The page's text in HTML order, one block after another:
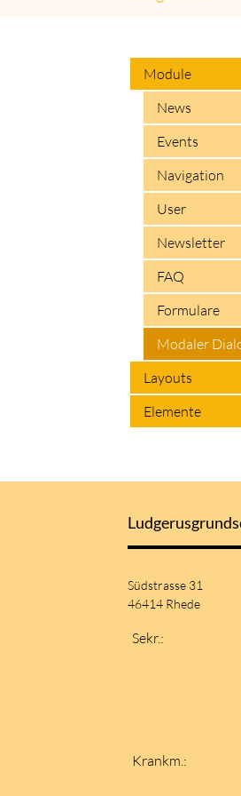
Module
News
Events
Navigation
User
Newsletter
FAQ
Formulare
Modaler
Layouts
Elemente
Südstrasse 31
46414 Rhede
Sekr.:
Krankm.: